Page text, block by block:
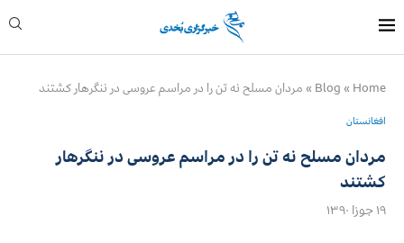
Home
»
Blog
» مردان مسلح نه تن را در مراسم عروسی در ننگرهار کشتند
افغانستان
مردان مسلح نه تن را در مراسم عروسی در ننگرهار
کشتند
۱۹ جوزا ۱۳۹۰